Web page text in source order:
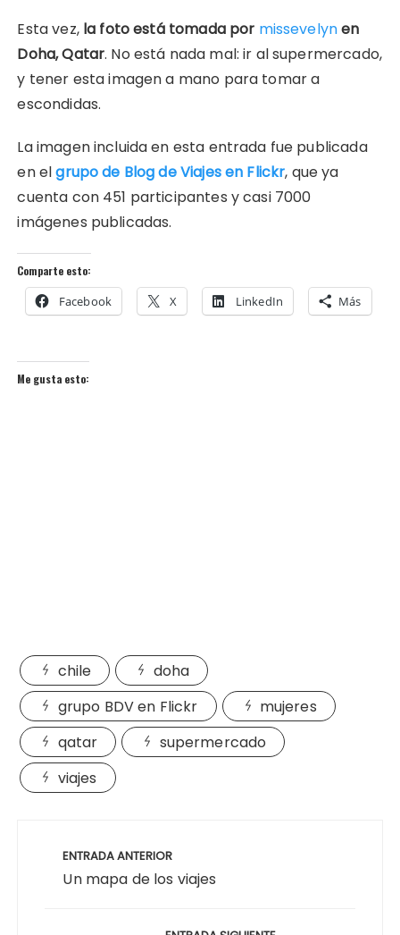
Esta vez, la foto está tomada por missevelynen
Doha, Qatar. No está nada mal: ir al supermercado,
y tener esta imagen a mano para tomar a
escondidas.
La imagen incluida en esta entrada fue publicada
en elgrupo de Blog de Viajes en Flickr, que ya
cuenta con 451 participantes y casi 7000
imágenes publicadas.
Comparte esto:
Facebook X LinkedIn Más
Me gusta esto:
chile
doha
grupo BDV en Flickr
mujeres
qatar
supermercado
viajes
entradas
ENTRADA ANTERIOR
Un mapa de los viajes